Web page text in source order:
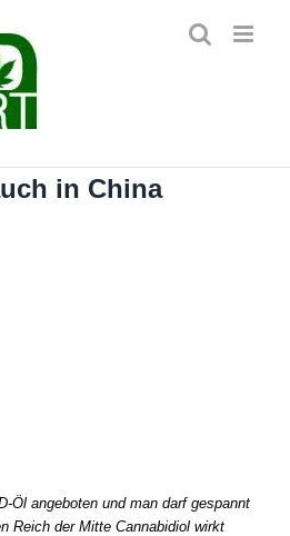
in China
Öl angeboten und man darf gespannt
Reich der Mitte Cannabidiol wirkt